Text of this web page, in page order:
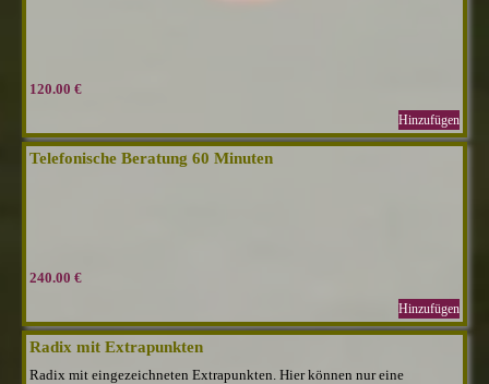
120.00 €
Hinzufügen
Telefonische Beratung 60 Minuten
240.00 €
Hinzufügen
Radix mit Extrapunkten
Radix mit eingezeichneten Extrapunkten. Hier können nur eine